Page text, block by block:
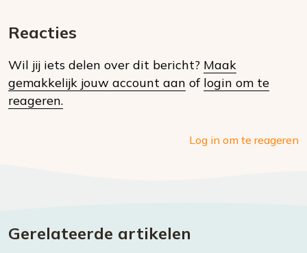
social
Reacties
Wil jij iets delen over dit bericht? Maak
gemakkelijk jouw account aan of login om te
reageren.
Log in om te reageren
Gerelateerde artikelen